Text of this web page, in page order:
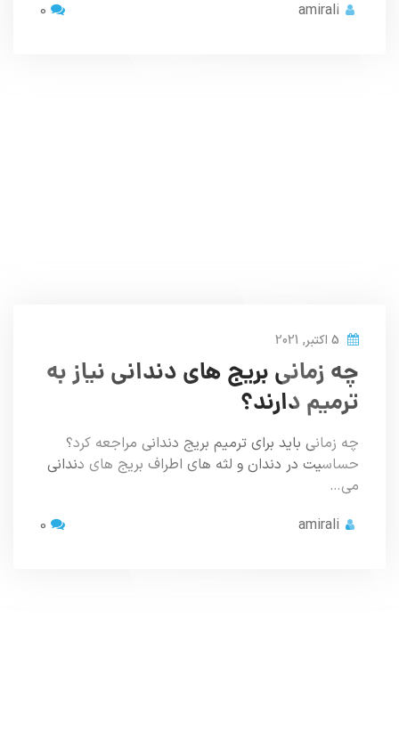
amirali
چه زمانی بریج های دندانی نیاز به
ترمیم دارند؟
چه زمانی باید برای ترمیم بریج دندانی مراجعه کرد؟
حساسیت در دندان و لثه های اطراف بریج های دندانی
می…
amirali